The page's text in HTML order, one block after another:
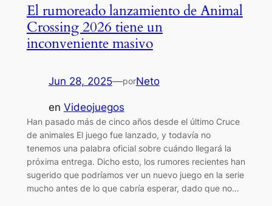
El rumoreado lanzamiento de Animal
Crossing 2026 tiene un
inconveniente masivo
Jun 28, 2025—porNeto
en Videojuegos
Han pasado más de cinco años desde el último Cruce
de animales El juego fue lanzado, y todavía no
tenemos una palabra oficial sobre cuándo llegará la
próxima entrega. Dicho esto, los rumores recientes han
sugerido que podríamos ver un nuevo juego en la serie
mucho antes de lo que cabría esperar, dado que no…